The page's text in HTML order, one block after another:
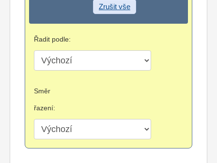
Zrušit vše
Řadit podle:
Směr
řazení: